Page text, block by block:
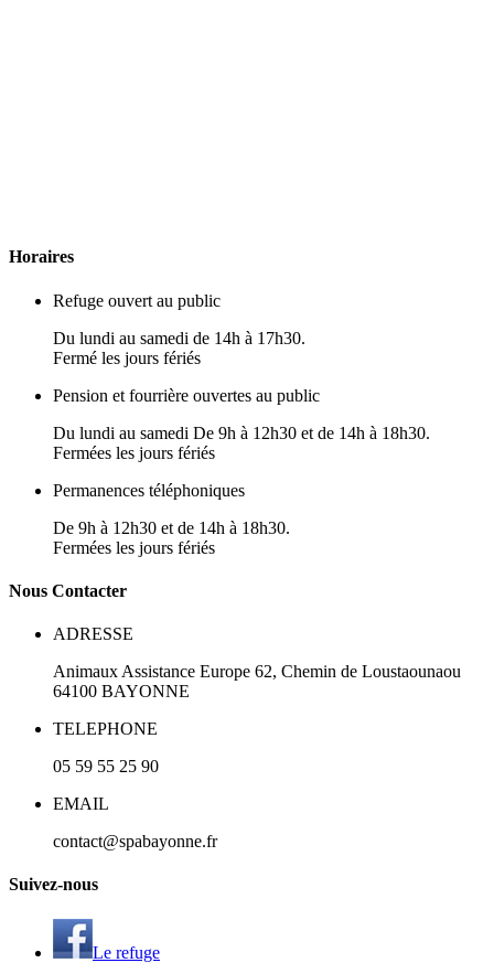
Horaires
Refuge ouvert au public
Du lundi au samedi de 14h à 17h30.
Fermé les jours fériés
Pension et fourrière ouvertes au public
Du lundi au samedi De 9h à 12h30 et de 14h à 18h30.
Fermées les jours fériés
Permanences téléphoniques
De 9h à 12h30 et de 14h à 18h30.
Fermées les jours fériés
Nous Contacter
ADRESSE
Animaux Assistance Europe 62, Chemin de Loustaounaou
64100 BAYONNE
TELEPHONE
05 59 55 25 90
EMAIL
contact@spabayonne.fr
Suivez-nous
Le refuge